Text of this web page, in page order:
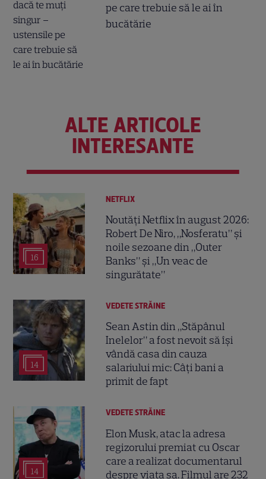
pe care trebuie să le ai în
bucătărie
ALTE ARTICOLE
INTERESANTE
16
NETFLIX
Noutăți Netflix în august 2026:
Robert De Niro, „Nosferatu” și
noile sezoane din „Outer
Banks” și „Un veac de
singurătate”
14
VEDETE STRĂINE
Sean Astin din „Stăpânul
Inelelor” a fost nevoit să își
vândă casa din cauza
salariului mic: Câți bani a
primit de fapt
14
VEDETE STRĂINE
Elon Musk, atac la adresa
regizorului premiat cu Oscar
care a realizat documentarul
despre viața sa. Filmul are 232